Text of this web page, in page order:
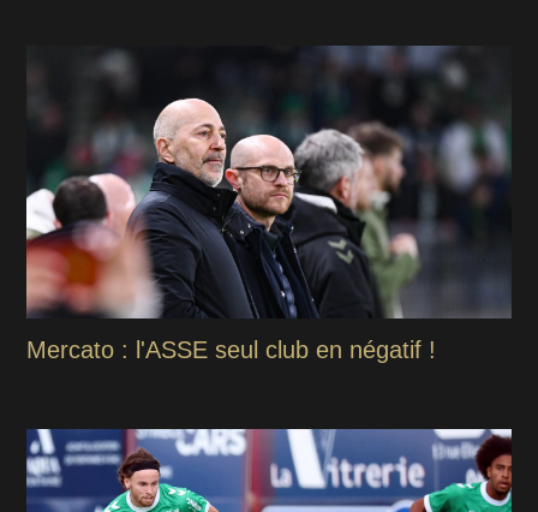
Mercato : l'ASSE seul club en négatif !